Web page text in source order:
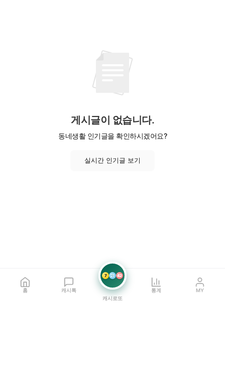
게시글이 없습니다.
동네생활 인기글을 확인하시겠어요?
실시간 인기글 보기
홈 캐시톡
7 21 42
캐시로또
통계 MY